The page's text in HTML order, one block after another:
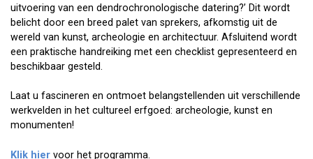
uitvoering van een dendrochronologische datering?’ Dit wordt
belicht door een breed palet van sprekers, afkomstig uit de
wereld van kunst, archeologie en architectuur. Afsluitend wordt
een praktische handreiking met een checklist gepresenteerd en
beschikbaar gesteld.
Laat u fascineren en ontmoet belangstellenden uit verschillende
werkvelden in het cultureel erfgoed: archeologie, kunst en
monumenten!
Klik hier voor het programma.